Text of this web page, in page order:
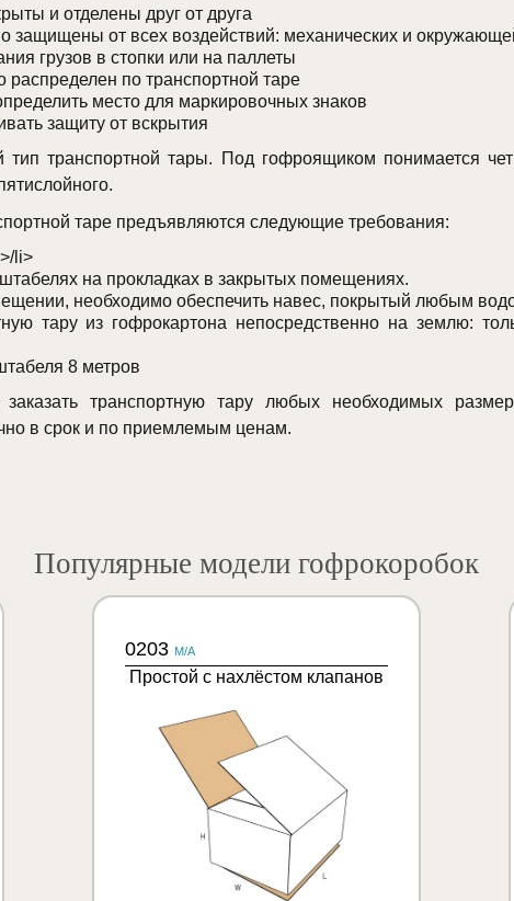
и отделены друг от друга
защищены от всех воздействий: механических и
грузов в стопки или на паллеты
по транспортной таре
место для маркировочных знаков
защиту от вскрытия
транспортной тары. Под гофроящиком понимается
таре предъявляются следующие требования:
li>
на прокладках в закрытых помещениях.
необходимо обеспечить навес, покрытый любым
тару из гофрокартона непосредственно на землю:
8 метров
транспортную тару любых необходимых
в срок и по приемлемым ценам.
Популярные модели гофрокоробок
0203 M/A
Простой с нахлёстом клапанов